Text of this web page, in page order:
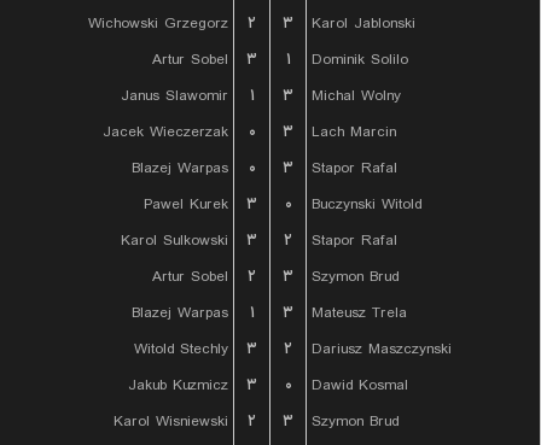
Wichowski Grzegorz
۲ ۳
Karol Jablonski
Artur Sobel
۳ ۱
Dominik Solilo
Janus Slawomir
۱ ۳
Michal Wolny
Jacek Wieczerzak
۰ ۳
Lach Marcin
Blazej Warpas
۰ ۳
Stapor Rafal
Pawel Kurek
۳ ۰
Buczynski Witold
Karol Sulkowski
۳ ۲
Stapor Rafal
Artur Sobel
۲ ۳
Szymon Brud
Blazej Warpas
۱ ۳
Mateusz Trela
Witold Stechly
۳ ۲
Dariusz Maszczynski
Jakub Kuzmicz
۳ ۰
Dawid Kosmal
Karol Wisniewski
۲ ۳
Szymon Brud